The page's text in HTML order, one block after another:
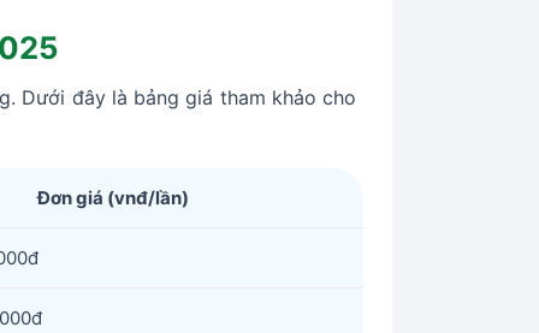
Dưới đây là bảng giá tham khảo cho
Đơn giá (vnđ/lần)